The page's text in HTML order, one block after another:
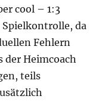
cool – 1:3
da
Fehlern
der Heimcoach
teils